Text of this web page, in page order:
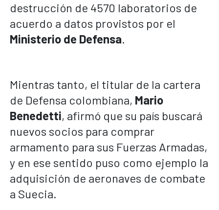
destrucción de 4570 laboratorios de
acuerdo a datos provistos por el
Ministerio de Defensa.
Mientras tanto, el titular de la cartera
de Defensa colombiana, Mario
Benedetti, afirmó que su país buscará
nuevos socios para comprar
armamento para sus Fuerzas Armadas,
y en ese sentido puso como ejemplo la
adquisición de aeronaves de combate
a Suecia.